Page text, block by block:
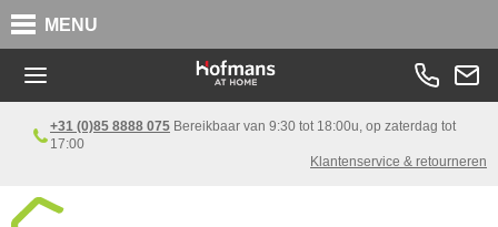
MENU
+31 (0)85 8888 075 Bereikbaar van 9:30 tot 18:00u, op zaterdag tot
17:00
Klantenservice & retourneren